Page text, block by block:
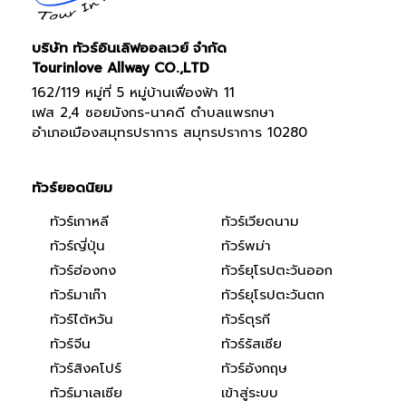
บริษัท ทัวร์อินเลิฟออลเวย์ จำกัด
Tourinlove Allway CO.,LTD
162/119 หมู่ที่ 5 หมู่บ้านเฟื่องฟ้า 11
เฟส 2,4 ซอยมังกร-นาคดี ตำบลแพรกษา
อำเภอเมืองสมุทรปราการ สมุทรปราการ 10280
ทัวร์ยอดนิยม
ทัวร์เกาหลี
ทัวร์ญี่ปุ่น
ทัวร์ฮ่องกง
ทัวร์มาเก๊า
ทัวร์ไต้หวัน
ทัวร์จีน
ทัวร์สิงคโปร์
ทัวร์มาเลเซีย
ทัวร์เวียดนาม
ทัวร์พม่า
ทัวร์ยุโรปตะวันออก
ทัวร์ยุโรปตะวันตก
ทัวร์ตุรกี
ทัวร์รัสเซีย
ทัวร์อังกฤษ
เข้าสู่ระบบ